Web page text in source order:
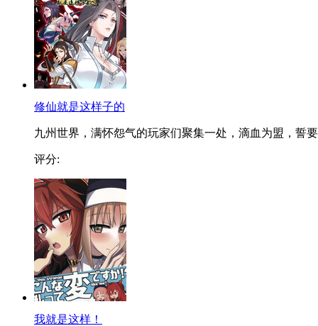
修仙就是这样子的
九州世界，满怀怨气的玩家们聚集一处，滴血为盟，誓
评分:
我就是这样！